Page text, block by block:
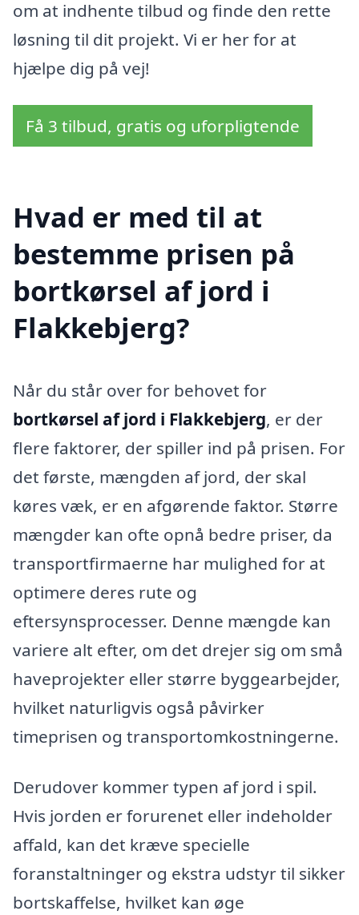
om at indhente tilbud og finde den rette
løsning til dit projekt. Vi er her for at
hjælpe dig på vej!
Få 3 tilbud, gratis og uforpligtende
Hvad er med til at
bestemme prisen på
bortkørsel af jord i
Flakkebjerg?
Når du står over for behovet for
bortkørsel af jord i Flakkebjerg, er der
flere faktorer, der spiller ind på prisen. For
det første, mængden af jord, der skal
køres væk, er en afgørende faktor. Større
mængder kan ofte opnå bedre priser, da
transportfirmaerne har mulighed for at
optimere deres rute og
eftersynsprocesser. Denne mængde kan
variere alt efter, om det drejer sig om små
haveprojekter eller større byggearbejder,
hvilket naturligvis også påvirker
timeprisen og transportomkostningerne.
Derudover kommer typen af jord i spil.
Hvis jorden er forurenet eller indeholder
affald, kan det kræve specielle
foranstaltninger og ekstra udstyr til sikker
bortskaffelse, hvilket kan øge